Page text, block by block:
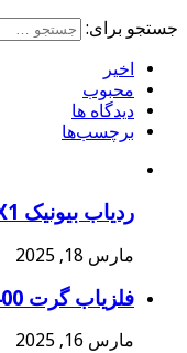
جستجو برای:
اخیر
محبوب
دیدگاه ها
برچسب‌ها
ردیاب بیونیک BIONIC X1
مارس 18, 2025
فلزیاب گرت Garret ACE400
مارس 16, 2025